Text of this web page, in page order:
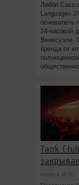
Лейбл Casa
Language»
основатель
24‑часовой
Венесуэле.
бренда от
Tank
вчера в 16:53